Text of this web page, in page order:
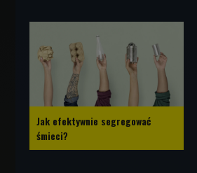
Jak efektywnie segregować
śmieci?